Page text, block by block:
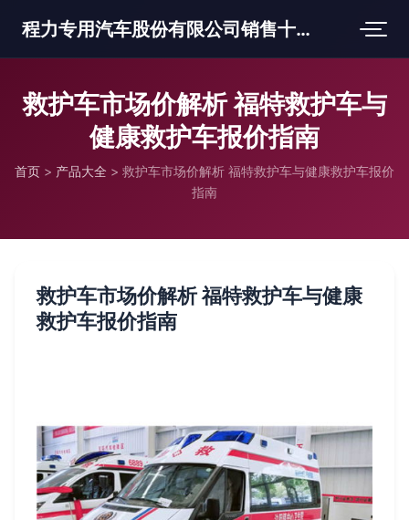
程力专用汽车股份有限公司销售十三分公司
救护车市场价解析 福特救护车与
健康救护车报价指南
首页 > 产品大全 > 救护车市场价解析 福特救护车与健康救护车报价
指南
救护车市场价解析 福特救护车与健康
救护车报价指南